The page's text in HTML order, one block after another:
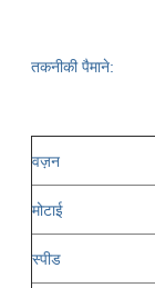
तकनीकी पैमाने:
वज़न
मोटाई
स्पीड